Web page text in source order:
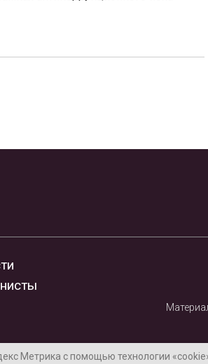
Метрика с помощью технологии